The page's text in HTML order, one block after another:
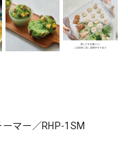
マー／RHP-1SM